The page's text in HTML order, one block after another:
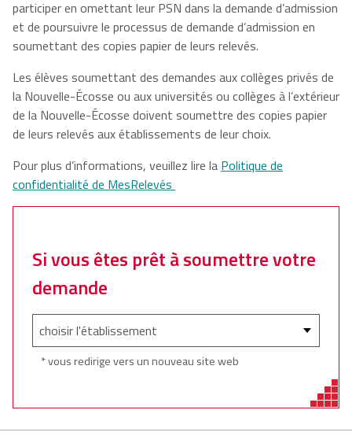
participer en omettant leur PSN dans la demande d’admission
et de poursuivre le processus de demande d’admission en
soumettant des copies papier de leurs relevés.
Les élèves soumettant des demandes aux collèges privés de
la Nouvelle-Écosse ou aux universités ou collèges à l’extérieur
de la Nouvelle-Écosse doivent soumettre des copies papier
de leurs relevés aux établissements de leur choix.
Pour plus d’informations, veuillez lire la Politique de
confidentialité de MesRelevés
Si vous êtes prêt à soumettre votre
demande
* vous redirige vers un nouveau site web